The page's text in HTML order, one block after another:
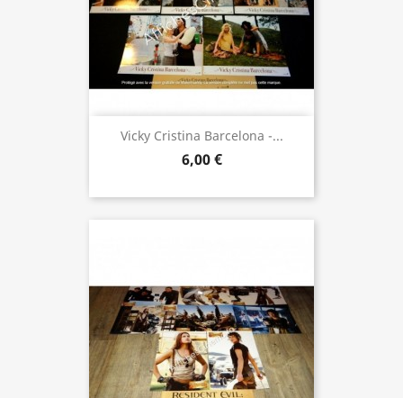
Vicky Cristina Barcelona -...
6,00 €